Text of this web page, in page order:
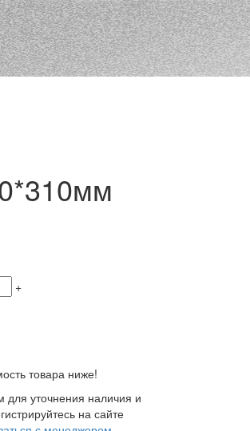
+
товара ниже!
уточнения наличия и
на сайте